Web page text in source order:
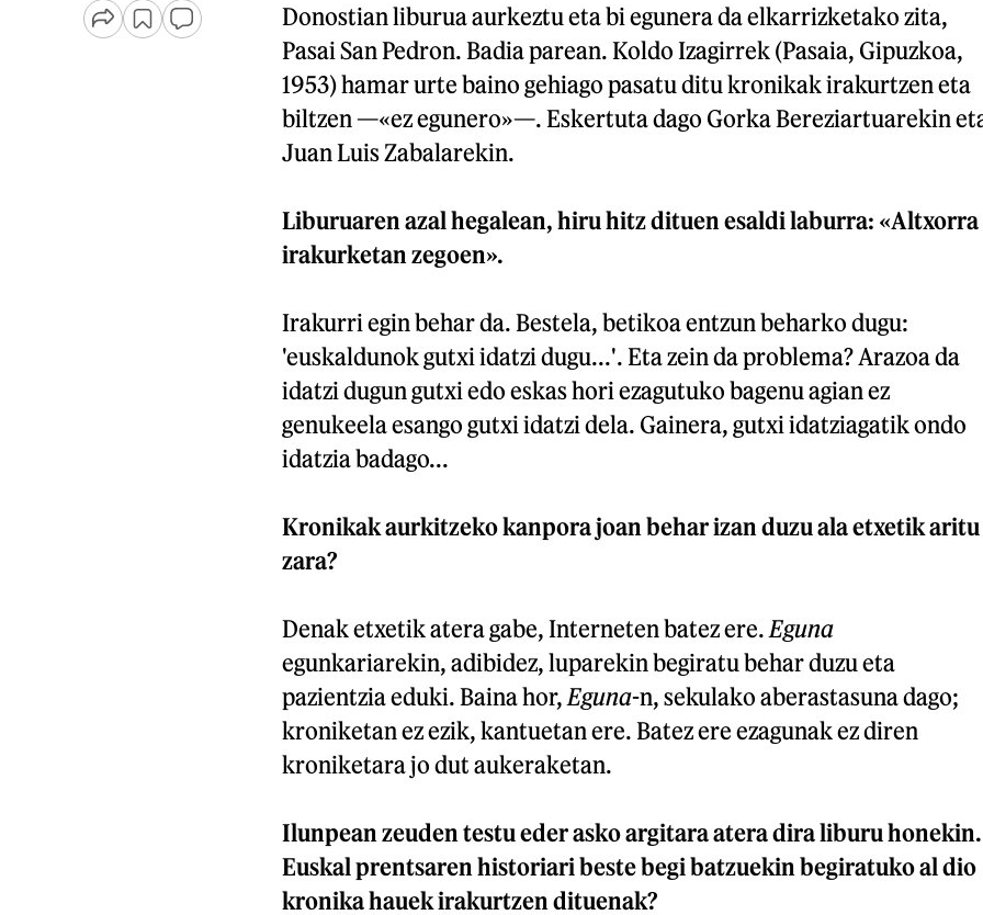
Donostian liburua aurkeztu eta bi egunera da elkarrizketako zita,
Pasai San Pedron. Badia parean. Koldo Izagirrek (Pasaia, Gipuzkoa,
1953) hamar urte baino gehiago pasatu ditu kronikak irakurtzen eta
biltzen —«ez egunero»—. Eskertuta dago Gorka Bereziartuarekin
Juan Luis Zabalarekin.
Liburuaren azal hegalean, hiru hitz dituen esaldi laburra: «Altxorra
irakurketan zegoen».
Irakurri egin behar da. Bestela, betikoa entzun beharko dugu:
'euskaldunok gutxi idatzi dugu...'. Eta zein da problema? Arazoa da
idatzi dugun gutxi edo eskas hori ezagutuko bagenu agian ez
genukeela esango gutxi idatzi dela. Gainera, gutxi idatziagatik ondo
idatzia badago...
Kronikak aurkitzeko kanpora joan behar izan duzu ala etxetik aritu
zara?
Denak etxetik atera gabe, Interneten batez ere. Eguna
egunkariarekin, adibidez, luparekin begiratu behar duzu eta
pazientzia eduki. Baina hor, Eguna-n, sekulako aberastasuna dago;
kroniketan ez ezik, kantuetan ere. Batez ere ezagunak ez diren
kroniketara jo dut aukeraketan.
Ilunpean zeuden testu eder asko argitara atera dira liburu honekin.
Euskal prentsaren historiari beste begi batzuekin begiratuko al dio
kronika hauek irakurtzen dituenak?